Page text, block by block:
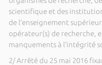
scientifique et des
de l’enseignement
opérateur(s) de recherche,
manquements à l’intégrité
2/ Arrêté du 25 mai 2016